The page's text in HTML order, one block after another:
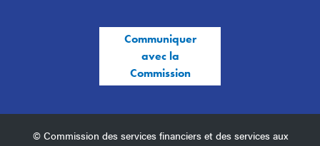
Communiquer
avec la
Commission
© Commission des services financiers et des services aux